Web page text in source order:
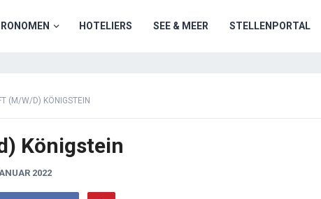
HOTELIERS SEE & MEER STELLENPORTAL
(M/W/D) KÖNIGSTEIN
Königstein
2022